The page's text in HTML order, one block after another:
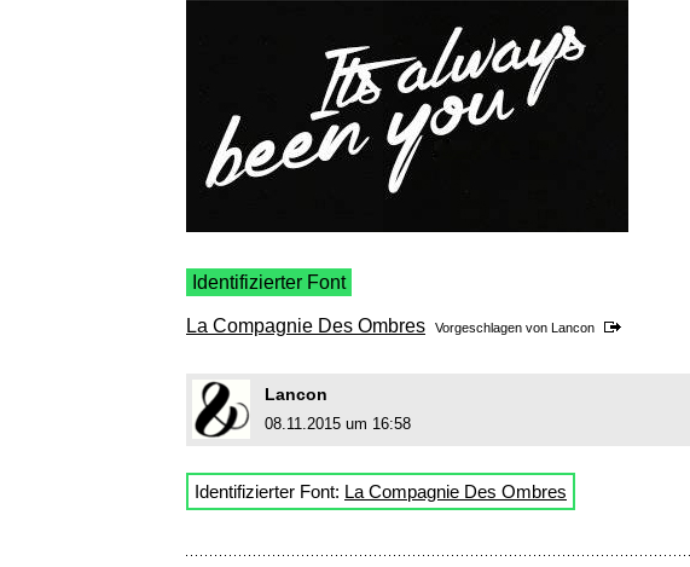
Identifizierter Font
La Compagnie Des Ombres Vorgeschlagen von Lancon
Lancon
08.11.2015 um 16:58
Identifizierter Font: La Compagnie Des Ombres